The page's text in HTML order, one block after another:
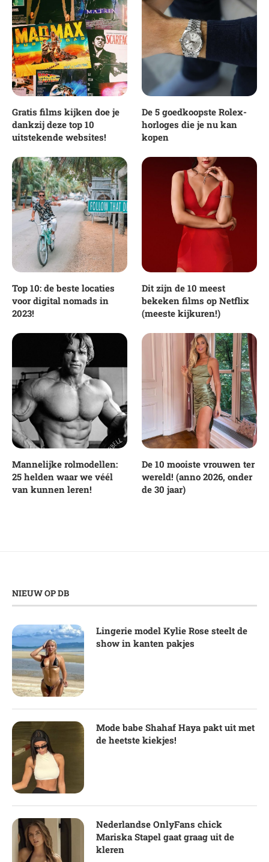
Gratis films kijken doe je
dankzij deze top 10
uitstekende websites!
De 5 goedkoopste Rolex-
horloges die je nu kan
kopen
Top 10: de beste locaties
voor digital nomads in
2023!
Dit zijn de 10 meest
bekeken films op Netflix
(meeste kijkuren!)
Mannelijke rolmodellen:
25 helden waar we véél
van kunnen leren!
De 10 mooiste vrouwen ter
wereld! (anno 2026, onder
de 30 jaar)
NIEUW OP DB
Lingerie model Kylie Rose steelt de
show in kanten pakjes
Mode babe Shahaf Haya pakt uit met
de heetste kiekjes!
Nederlandse OnlyFans chick
Mariska Stapel gaat graag uit de
kleren